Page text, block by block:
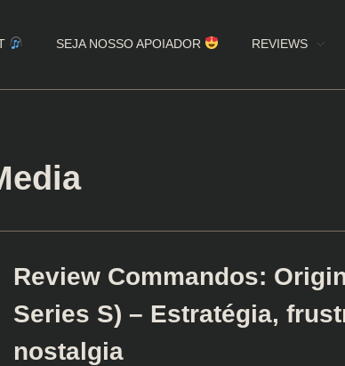
SEJA NOSSO APOIADOR REVIEWS
Review Commandos:
Series S) – Estratégia,
nostalgia